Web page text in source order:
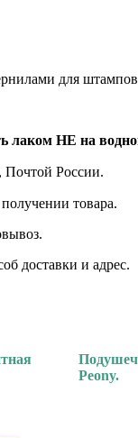
для
НЕ на
России. ⠀
товара. ⠀
доставки и адрес.
Peony.